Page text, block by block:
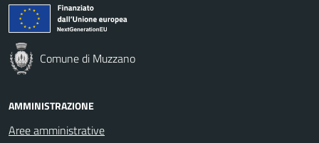
Comune di Muzzano
AMMINISTRAZIONE
Aree amministrative